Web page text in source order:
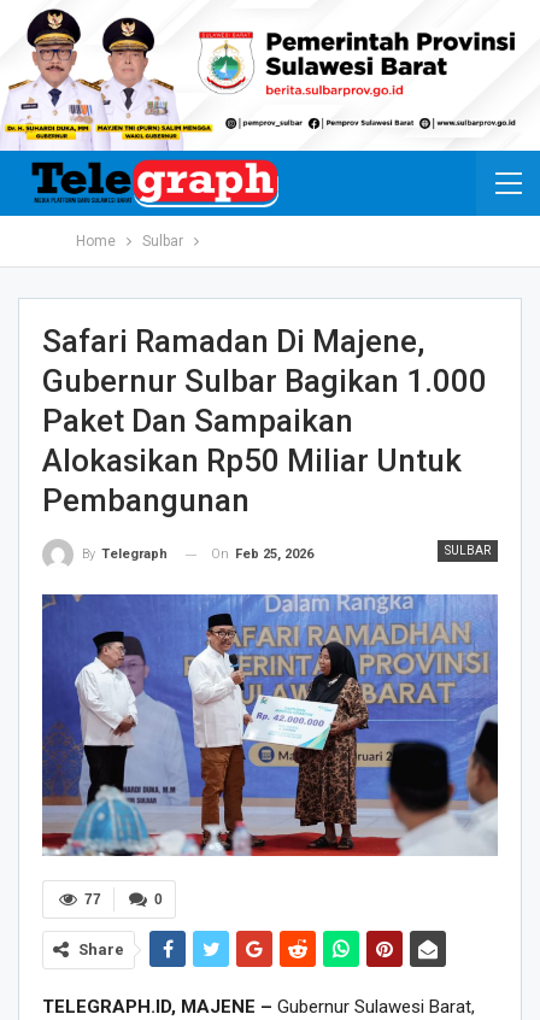
Home Sulbar
Safari Ramadan Di Majene,
Gubernur Sulbar Bagikan 1.000
Paket Dan Sampaikan
Alokasikan Rp50 Miliar Untuk
Pembangunan
SULBAR
By Telegraph On Feb 25, 2026
0
77
Share
TELEGRAPH.ID, MAJENE – Gubernur Sulawesi Barat,